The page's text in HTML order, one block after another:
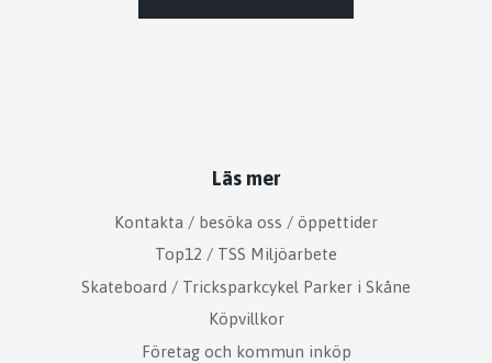
Läs mer
Kontakta / besöka oss / öppettider
Top12 / TSS Miljöarbete
Skateboard / Tricksparkcykel Parker i Skåne
Köpvillkor
Företag och kommun inköp